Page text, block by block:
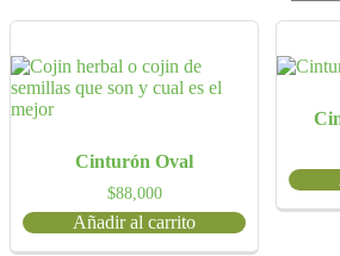
Cinturón Oval
$88,000
Añadir al carrito